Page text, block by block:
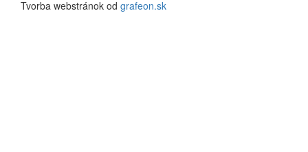
Tvorba webstránok od grafeon.sk